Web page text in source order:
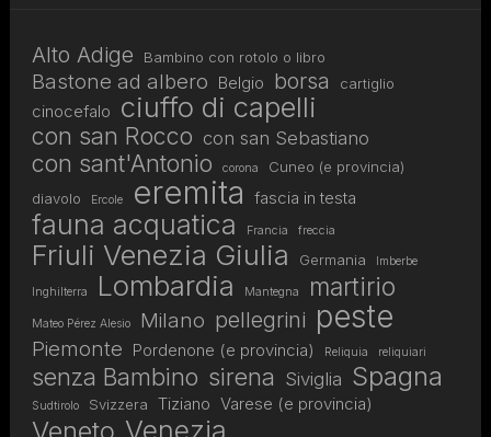
Alto Adige Bambino con rotolo o libro
Bastone ad albero Belgio borsa cartiglio
cinocefalo ciuffo di capelli
con san Rocco con san Sebastiano
con sant'Antonio corona
Cuneo (e provincia)
diavolo
Ercole eremita fascia in testa
fauna acquatica Francia freccia
Friuli Venezia Giulia Germania Imberbe
Inghilterra Lombardia Mantegna martirio
Mateo Pérez Alesio Milano pellegrini peste
Piemonte Pordenone (e provincia) Reliquia reliquiari
senza Bambino sirena Siviglia Spagna
Sudtirolo Svizzera Tiziano Varese (e provincia)
Venezia